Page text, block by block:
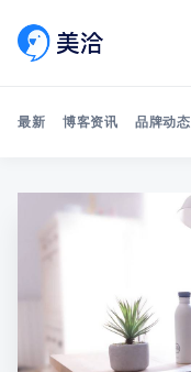
最新 博客资讯 品牌动态